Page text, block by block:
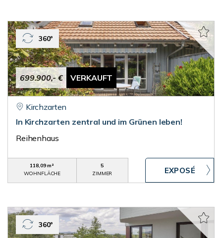
699.900,- € VERKAUFT
360°
Kirchzarten
In Kirchzarten zentral und im Grünen leben!
Reihenhaus
118,09 m²
WOHNFLÄCHE
5
ZIMMER
360°